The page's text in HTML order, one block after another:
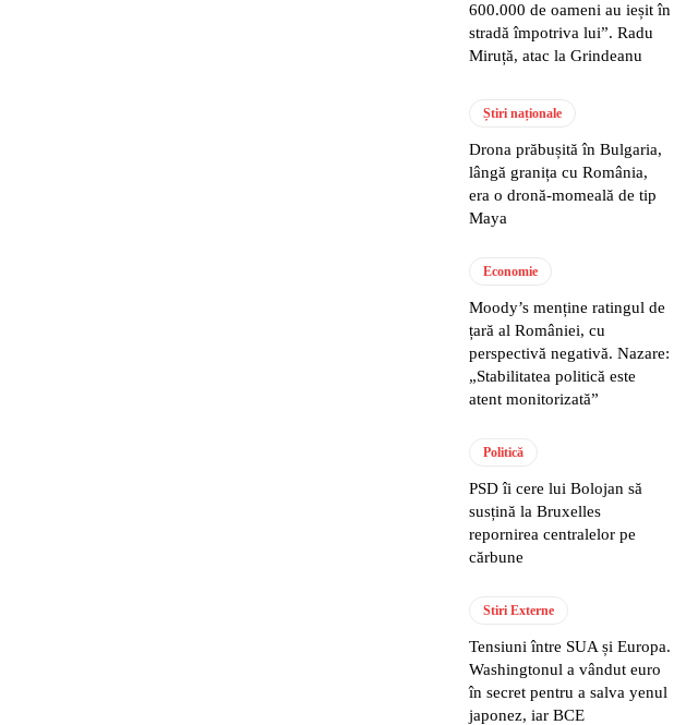
600.000 de oameni au ieșit în
stradă împotriva lui”. Radu
Miruță, atac la Grindeanu
Știri naționale
Drona prăbușită în Bulgaria,
lângă granița cu România,
era o dronă-momeală de tip
Maya
Economie
Moody’s menține ratingul de
țară al României, cu
perspectivă negativă. Nazare:
„Stabilitatea politică este
atent monitorizată”
Politică
PSD îi cere lui Bolojan să
susțină la Bruxelles
repornirea centralelor pe
cărbune
Stiri Externe
Tensiuni între SUA și Europa.
Washingtonul a vândut euro
în secret pentru a salva yenul
japonez, iar BCE